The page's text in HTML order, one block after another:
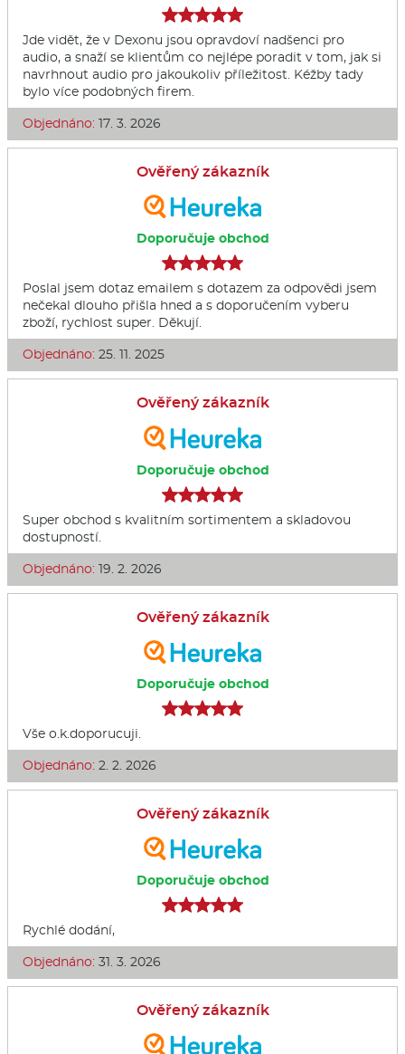
Jde vidět, že v Dexonu jsou opravdoví nadšenci pro
audio, a snaží se klientům co nejlépe poradit v tom, jak si
navrhnout audio pro jakoukoliv příležitost. Kéžby tady
bylo více podobných firem.
Objednáno: 17. 3. 2026
Ověřený zákazník
Doporučuje obchod
Poslal jsem dotaz emailem s dotazem za odpovědi jsem
nečekal dlouho přišla hned a s doporučením vyberu
zboží, rychlost super. Děkují.
Objednáno: 25. 11. 2025
Ověřený zákazník
Doporučuje obchod
Super obchod s kvalitním sortimentem a skladovou
dostupností.
Objednáno: 19. 2. 2026
Ověřený zákazník
Doporučuje obchod
Vše o.k.doporucuji.
Objednáno: 2. 2. 2026
Ověřený zákazník
Doporučuje obchod
Rychlé dodání,
Objednáno: 31. 3. 2026
Ověřený zákazník